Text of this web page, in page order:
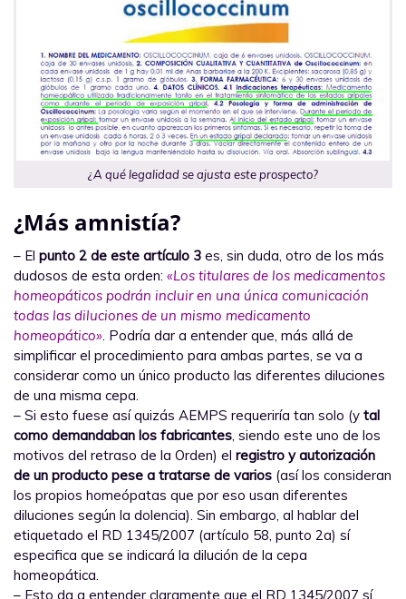
¿A qué legalidad se ajusta este prospecto?
¿Más amnistía?
– El punto 2 de este artículo 3 es, sin duda, otro de los más
dudosos de esta orden: «Los titulares de los medicamentos
homeopáticos podrán incluir en una única comunicación
todas las diluciones de un mismo medicamento
homeopático» . Podría dar a entender que, más allá de
simplificar el procedimiento para ambas partes, se va a
considerar como un único producto las diferentes diluciones
de una misma cepa.
– Si esto fuese así quizás AEMPS requeriría tan solo (y tal
como demandaban los fabricantes , siendo este uno de los
motivos del retraso de la Orden) el registro y autorización
de un producto pese a tratarse de varios (así los consideran
los propios homeópatas que por eso usan diferentes
diluciones según la dolencia). Sin embargo, al hablar del
etiquetado el RD 1345/2007 (artículo 58, punto 2a) sí
especifica que se indicará la dilución de la cepa
homeopática.
– Esto da a entender claramente que el RD 1345/2007 sí